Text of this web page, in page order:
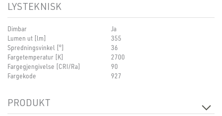
LYSTEKNISK
Dimbar
Ja
Lumen ut [lm]
355
Spredningsvinkel [°]
36
Fargetemperatur [K]
2700
Fargegjengivelse [CRI/Ra]
90
Fargekode
927
PRODUKT